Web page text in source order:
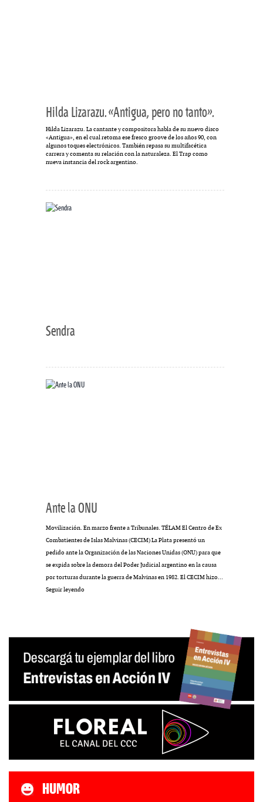
Hilda Lizarazu. «Antigua, pero no tanto».
Hilda Lizarazu. La cantante y compositora habla de su nuevo disco
«Antigua», en el cual retoma ese fresco groove de los años 90, con
algunos toques electrónicos. También repasa su multifacética
carrera y comenta su relación con la naturaleza. El Trap como
nueva instancia del rock argentino.
Sendra
Ante la ONU
Movilización. En marzo frente a Tribunales. TÉLAM El Centro de Ex
Combatientes de Islas Malvinas (CECIM) La Plata presentó un
pedido ante la Organización de las Naciones Unidas (ONU) para que
se expida sobre la demora del Poder Judicial argentino en la causa
por torturas durante la guerra de Malvinas en 1982. El CECIM hizo…
Seguir leyendola
HUMOR